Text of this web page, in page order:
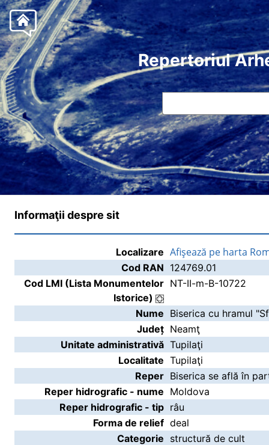
Repertoriul
Informaţii despre sit
Localizare Afişează pe harta
Cod RAN 124769.01
Cod LMI (Lista Monumentelor
Istorice)
NT-II-m-B-10722
Nume Biserica cu hramul
Județ Neamţ
Unitate administrativă Tupilaţi
Localitate Tupilaţi
Reper Biserica se află în
Reper hidrografic - nume Moldova
Reper hidrografic - tip râu
Forma de relief deal
Categorie structură de cult